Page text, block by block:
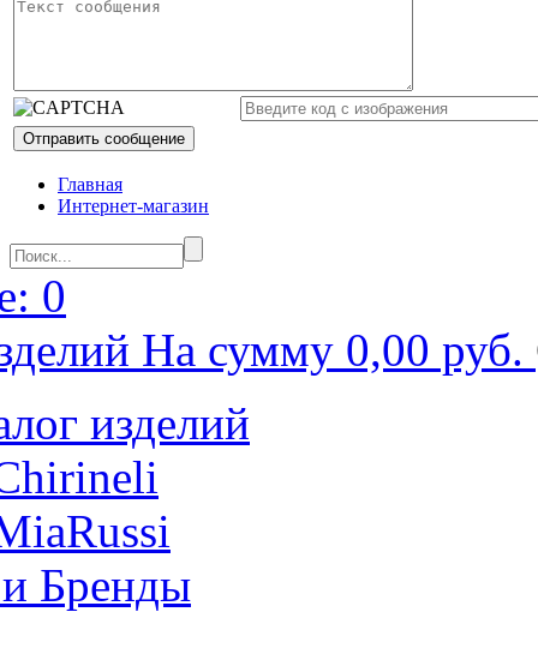
Главная
Интернет-магазин
0
На сумму 0,00 руб.
изделий
Бренды